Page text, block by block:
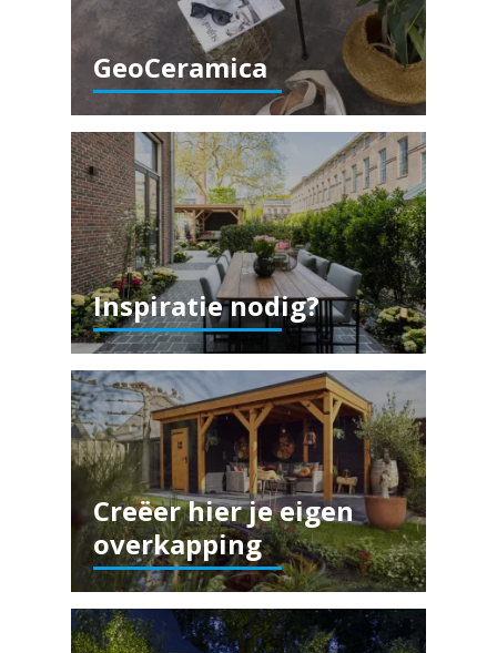
GeoCeramica
Inspiratie nodig?
Creëer hier je eigen
overkapping